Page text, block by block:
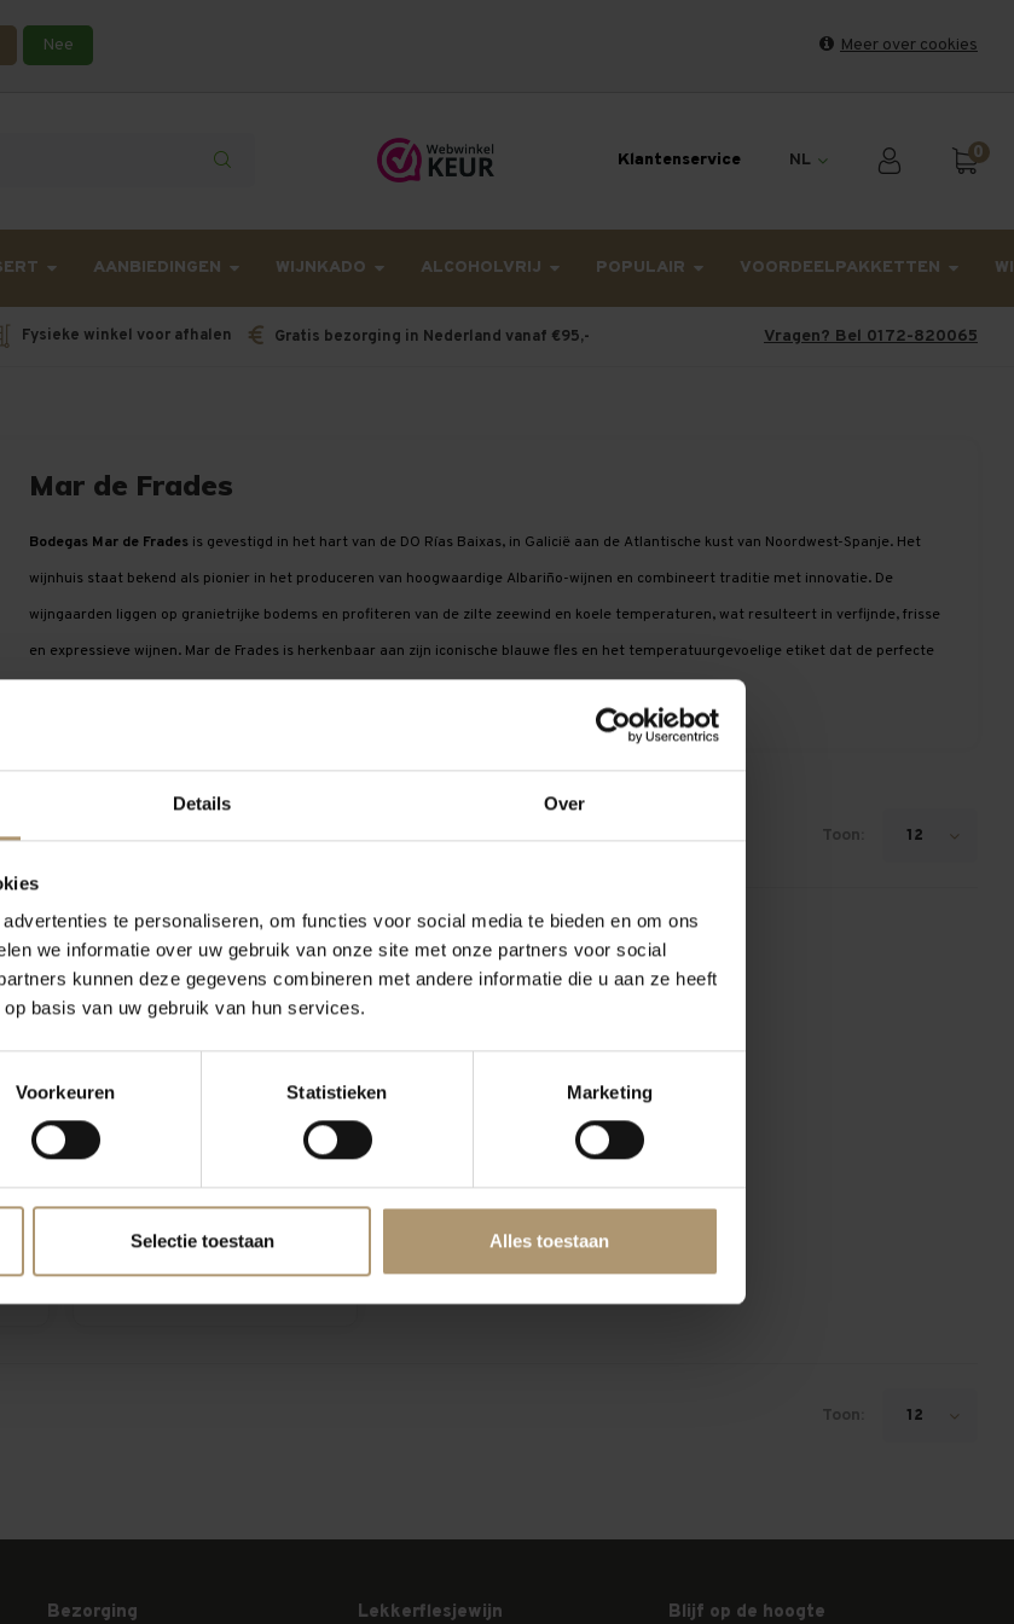
Details Over
te personaliseren, om functies voor social media te bieden en om ons
we informatie over uw gebruik van onze site met onze partners voor social
kunnen deze gegevens combineren met andere informatie die u aan ze heeft
basis van uw gebruik van hun services.
Voorkeuren Statistieken Marketing
Selectie toestaan Alles toestaan
Nee
Meer over cookies
onderweg zijn dan gebruikelijk - Bestellingen van het weekend en maandag worden dinsdag verzonden.
Klantenservice NL 0
AANBIEDINGEN WIJNKADO ALCOHOLVRIJ POPULAIR VOORDEELPAKKETTEN
Fysieke winkel voor afhalen Gratis bezorging in Nederland vanaf €95,- Vragen? Bel 0172-820065
Mar de Frades
Bodegas Mar de Frades is gevestigd in het hart van de DO Rías Baixas, in Galicië aan de Atlantische kust van Noordwest-Spanje. Het
wijnhuis staat bekend als pionier in het produceren van hoogwaardige Albariño-wijnen en combineert traditie met innovatie. De
wijngaarden liggen op granietrijke bodems en profiteren van de zilte zeewind en koele temperaturen, wat resulteert in verfijnde, frisse
en expressieve wijnen. Mar de Frades is herkenbaar aan zijn iconische blauwe fles en het temperatuurgevoelige etiket dat de perfecte
Toon: 12
Mar de Frades Albarino
Magnum
€37,95
Toon: 12
Bezorging Lekkerflesjewijn Blijf op de hoogte